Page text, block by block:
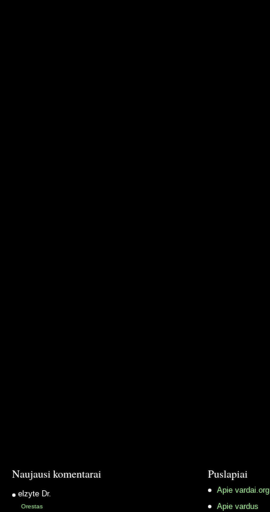
Naujausi komentarai
elzyte Dr.
Orestas
Puslapiai
Apie vardai.org
Apie vardus